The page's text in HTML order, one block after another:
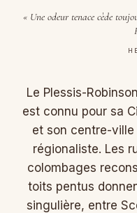
« Une odeur tenace cède
Le Plessis-
est connu pour sa
et son centre-
régionaliste. Les
colombages
toits pentus
singulière, entre